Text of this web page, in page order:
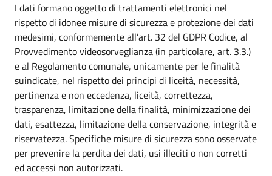
I dati formano oggetto di trattamenti elettronici nel
rispetto di idonee misure di sicurezza e protezione dei dati
medesimi, conformemente all’art. 32 del GDPR Codice, al
Provvedimento videosorveglianza (in particolare, art. 3.3.)
e al Regolamento comunale, unicamente per le finalità
suindicate, nel rispetto dei principi di liceità, necessità,
pertinenza e non eccedenza, liceità, correttezza,
trasparenza, limitazione della finalità, minimizzazione dei
dati, esattezza, limitazione della conservazione, integrità e
riservatezza. Specifiche misure di sicurezza sono osservate
per prevenire la perdita dei dati, usi illeciti o non corretti
ed accessi non autorizzati.